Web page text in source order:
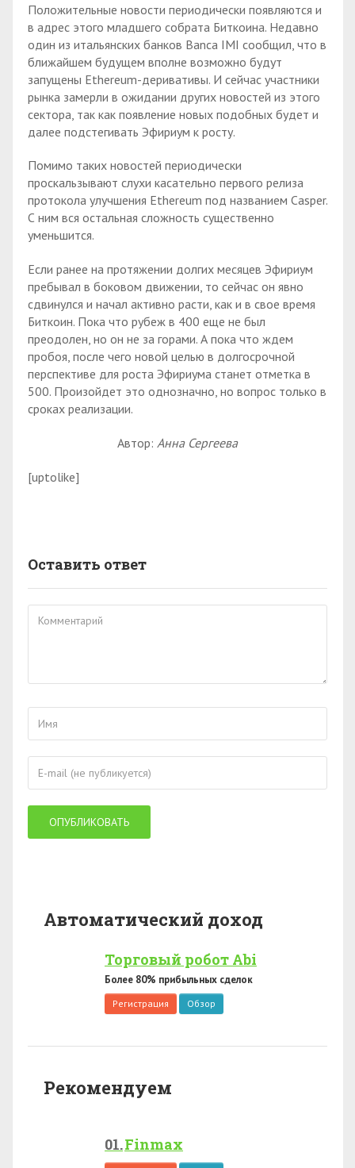
Положительные новости периодически появляются и
в адрес этого младшего собрата Биткоина. Недавно
один из итальянских банков Banca IMI сообщил, что в
ближайшем будущем вполне возможно будут
запущены Ethereum-деривативы. И сейчас участники
рынка замерли в ожидании других новостей из этого
сектора, так как появление новых подобных будет и
далее подстегивать Эфириум к росту.
Помимо таких новостей периодически
проскальзывают слухи касательно первого релиза
протокола улучшения Ethereum под названием Casper.
С ним вся остальная сложность существенно
уменьшится.
Если ранее на протяжении долгих месяцев Эфириум
пребывал в боковом движении, то сейчас он явно
сдвинулся и начал активно расти, как и в свое время
Биткоин. Пока что рубеж в 400 еще не был
преодолен, но он не за горами. А пока что ждем
пробоя, после чего новой целью в долгосрочной
перспективе для роста Эфириума станет отметка в
500. Произойдет это однозначно, но вопрос только в
сроках реализации.
Автор: Анна Сергеева
[uptolike]
Оставить ответ
Автоматический доход
Торговый робот Abi
Более 80% прибыльных сделок
Регистрация Обзор
Рекомендуем
Finmax